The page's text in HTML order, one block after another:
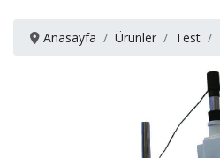
Anasayfa Ürünler Test